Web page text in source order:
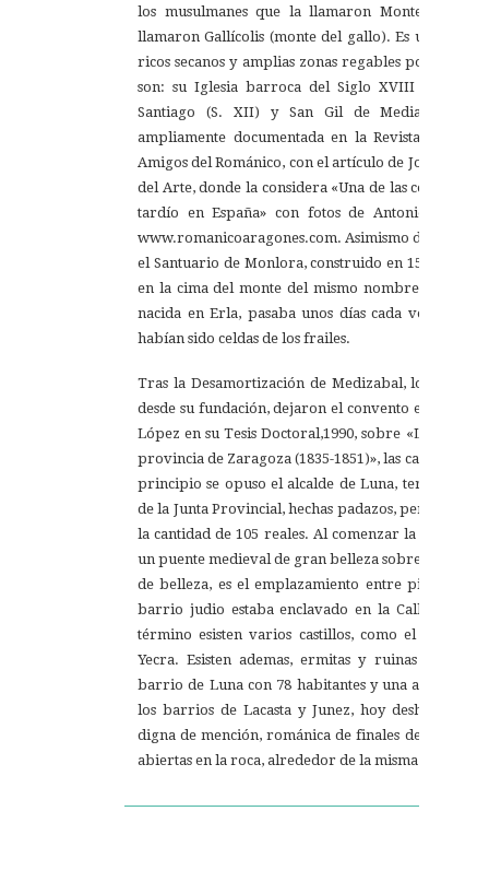
los musulmanes que la llamaron Montemayor,
llamaron Gallícolis (monte del gallo). Es una
ricos secanos y amplias zonas regables por el
son: su Iglesia barroca del Siglo XVIII de San
Santiago (S. XII) y San Gil de Mediavilla,
ampliamente documentada en la Revista nº3 de
Amigos del Románico, con el artículo de José Luis
del Arte, donde la considera «Una de las
tardío en España» con fotos de Antonio
www.romanicoaragones.com. Asimismo
el Santuario de Monlora, construido en 1500, por
en la cima del monte del mismo nombre, a 656
nacida en Erla, pasaba unos días cada verano, y
habían sido celdas de los frailes.
Tras la Desamortización de Medizabal, los
desde su fundación, dejaron el convento en 1837. Y
López en su Tesis Doctoral,1990, sobre «La
provincia de Zaragoza (1835-1851)», las campanas
principio se opuso el alcalde de Luna, terminaron
de la Junta Provincial, hechas padazos,
la cantidad de 105 reales. Al comenzar la subida a
un puente medieval de gran belleza sobre el rio
de belleza, es el emplazamiento entre pinares,
barrio judio estaba enclavado en la Calle
término esisten varios castillos, como el de
Yecra. Esisten ademas, ermitas y ruinas
barrio de Luna con 78 habitantes y una altitud de
los barrios de Lacasta y Junez, hoy
digna de mención, románica de finales del S.XII,
abiertas en la roca, alrededor de la misma Iglesia.